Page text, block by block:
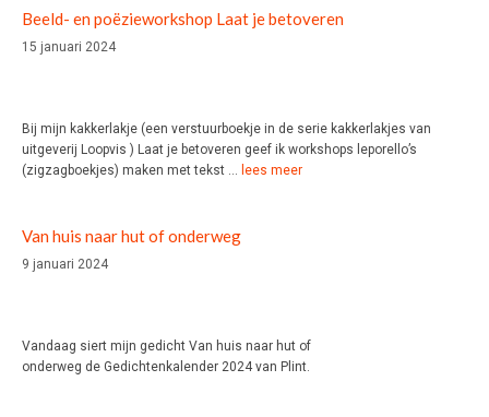
Beeld- en poëzieworkshop Laat je betoveren
15 januari 2024
Bij mijn kakkerlakje (een verstuurboekje in de serie kakkerlakjes van
uitgeverij Loopvis ) Laat je betoveren geef ik workshops leporello’s
(zigzagboekjes) maken met tekst … lees meer
Van huis naar hut of onderweg
9 januari 2024
Vandaag siert mijn gedicht Van huis naar hut of
onderweg de Gedichtenkalender 2024 van Plint.